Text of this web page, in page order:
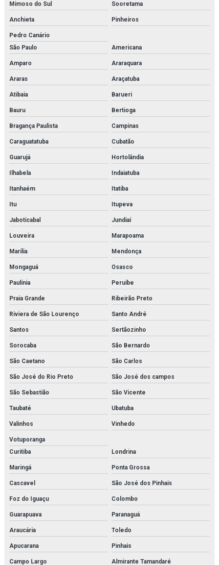
Hankison
High pressure piston pump
High pressure pump
Hiross
Imi buschjost
Imi herion
Imi maxseal
Imi norgren
Inspeção e adequação à norma nr13
Inspeção e adequação à norma nr13 em rio de janeiro
Inspeção de caldeiras
Inspeção de caldeiras em rio de janeiro
Inspeção interna em vasos de pressão
Inspeção nr 13
Inspeção de nr13
Inspeção de segurança em vasos de pressão
Inspeção em tubulações
Inspeção em tubulações industriais
Inspeção de tubulações orçamento
Inspeção de tubulações em rio de janeiro
Inspeção de vasos de pressão em rio de janeiro
Instalação de caldeira em rio de janeiro
Instalação de chiller
Instalação de chillers em rio de janeiro
Instalação de compressor de ar
Instalação de compressores em rio de janeiro
Instalação de fan coil
Instalação de fancoil em rio de janeiro
Mimoso do Sul Sooretama
Anchieta Pinheiros
Pedro Canário
São Paulo
Americana
Amparo Araraquara
Araras Araçatuba
Atibaia Barueri
Bauru Bertioga
Bragança Paulista Campinas
Caraguatatuba Cubatão
Guarujá Hortolândia
Ilhabela Indaiatuba
Itanhaém Itatiba
Itu Itupeva
Jaboticabal Jundiaí
Louveira Marapoama
Marília Mendonça
Mongaguá Osasco
Paulínia Peruíbe
Praia Grande Ribeirão Preto
Riviera de São Lourenço Santo André
Santos Sertãozinho
Sorocaba São Bernardo
São Caetano São Carlos
São José do Rio Preto São José dos campos
São Sebastião São Vicente
Taubaté Ubatuba
Valinhos Vinhedo
Votuporanga
Curitiba
Londrina
Maringá Ponta Grossa
Cascavel São José dos Pinhais
Foz do Iguaçu Colombo
Guarapuava Paranaguá
Araucária Toledo
Apucarana Pinhais
Campo Largo Almirante Tamandaré